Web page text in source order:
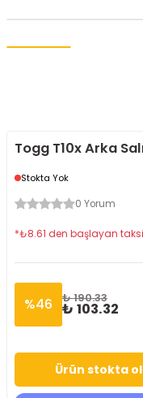
Togg T10x Arka
Stokta Yok
0 Yorum
*₺8.61 den başlayan
%46 ₺ 190.33
₺ 103.32
Ürün stokta